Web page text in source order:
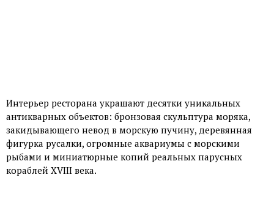
Интерьер ресторана украшают десятки уникальных
антикварных объектов: бронзовая скульптура моряка,
закидывающего невод в морскую пучину, деревянная
фигурка русалки, огромные аквариумы с морскими
рыбами и миниатюрные копий реальных парусных
кораблей XVIII века.